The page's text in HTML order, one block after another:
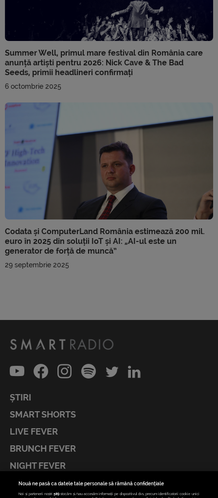
Summer Well, primul mare festival din România care
anunță artiști pentru 2026: Nick Cave & The Bad
Seeds, primii headlineri confirmați
6 octombrie 2025
Codata și ComputerLand România estimează 200 mil.
euro în 2025 din soluții IoT și AI: „AI-ul este un
generator de forță de muncă”
29 septembrie 2025
ȘTIRI
SMART SHORTS
LIVE FEVER
BRUNCH FEVER
NIGHT FEVER
LIVE FEVER CONCERT
Nouă ne pasă ca datele tale personale să rămână confidențiale
Noi și partenerii noștri589 stocăm și/sau accesăm informații pe dispozitivul dvs., precum identificatorii cookie unici